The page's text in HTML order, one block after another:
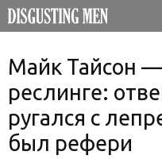
Майк Тайсон —
реслинге:
ругался с
был рефери